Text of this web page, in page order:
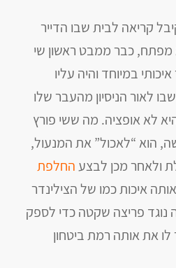
קריאה לבית שבו הדייר
כבר ממבט ראשון שי
במיוחד והיה עליו
לאור הניסיון מהעבר שלו
לא אופציה. מה ששי פורץ
הוא “לאכול” את המנעול,
ולאחר מכן לבצעהחלפת
איכות כמו של הצילינדר
פריצה שקטה כדי לספק
לו את אותה רמת ביטחון